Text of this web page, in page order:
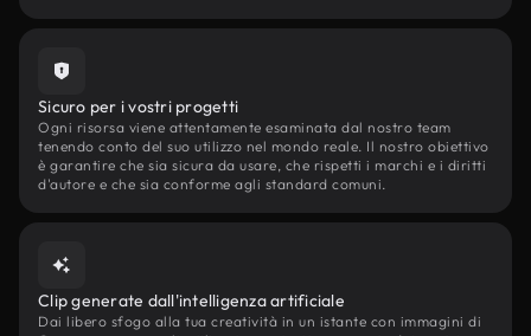
Sicuro per i vostri progetti
Ogni risorsa viene attentamente esaminata dal nostro team
tenendo conto del suo utilizzo nel mondo reale. Il nostro obiettivo
è garantire che sia sicura da usare, che rispetti i marchi e i diritti
d'autore e che sia conforme agli standard comuni.
Clip generate dall'intelligenza artificiale
Dai libero sfogo alla tua creatività in un istante con immagini di